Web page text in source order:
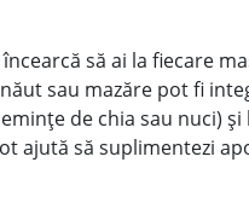
încearcă să ai la fiecare
sau mazăre pot fi
de chia sau nuci) și
să suplimentezi